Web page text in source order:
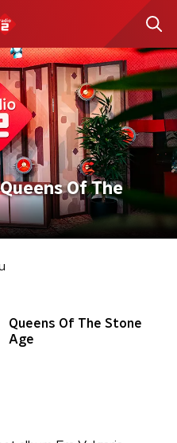
Of The
Queens Of The Stone
Age